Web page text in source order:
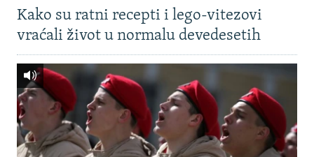
Kako su ratni recepti i lego-vitezovi
vraćali život u normalu devedesetih